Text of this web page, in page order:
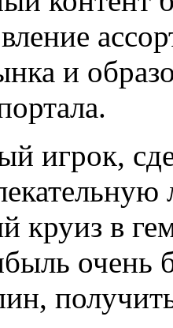
и
игрок,
круиз в
очень